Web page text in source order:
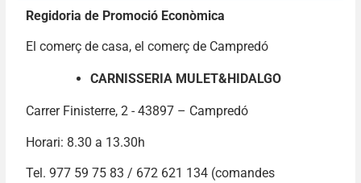
Regidoria de Promoció Econòmica
El comerç de casa, el comerç de Campredó
CARNISSERIA MULET&HIDALGO
Carrer Finisterre, 2 - 43897 – Campredó
Horari: 8.30 a 13.30h
Tel. 977 59 75 83 / 672 621 134 (comandes